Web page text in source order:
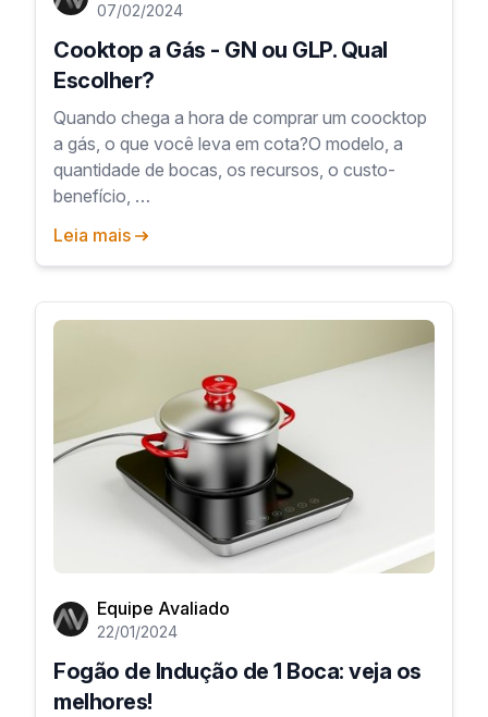
07/02/2024
Cooktop a Gás - GN ou GLP. Qual
Escolher?
Quando chega a hora de comprar um coocktop
a gás, o que você leva em cota?O modelo, a
quantidade de bocas, os recursos, o custo-
benefício, …
Leia mais
Equipe Avaliado
22/01/2024
Fogão de Indução de 1 Boca: veja os
melhores!